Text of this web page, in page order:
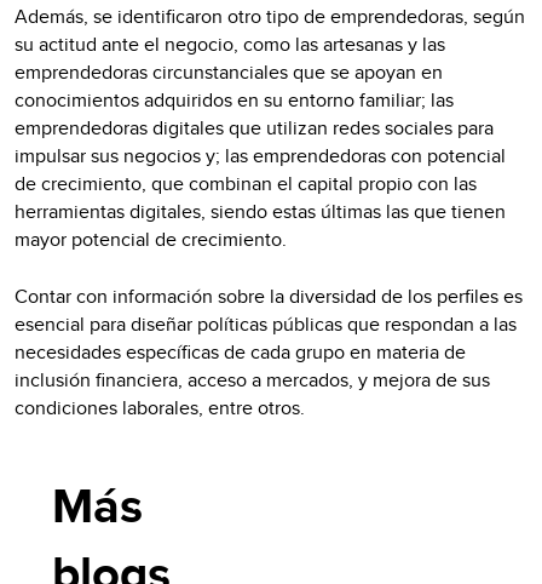
Además, se identificaron otro tipo de emprendedoras, según
su actitud ante el negocio, como las artesanas y las
emprendedoras circunstanciales que se apoyan en
conocimientos adquiridos en su entorno familiar; las
emprendedoras digitales que utilizan redes sociales para
impulsar sus negocios y; las emprendedoras con potencial
de crecimiento, que combinan el capital propio con las
herramientas digitales, siendo estas últimas las que tienen
mayor potencial de crecimiento.
Contar con información sobre la diversidad de los perfiles es
esencial para diseñar políticas públicas que respondan a las
necesidades específicas de cada grupo en materia de
inclusión financiera, acceso a mercados, y mejora de sus
condiciones laborales, entre otros.
Más